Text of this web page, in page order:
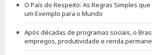
O País do Respeito: As Regras Simples que
um Exemplo para o Mundo
Após décadas de programas sociais, o
empregos, produtividade e renda